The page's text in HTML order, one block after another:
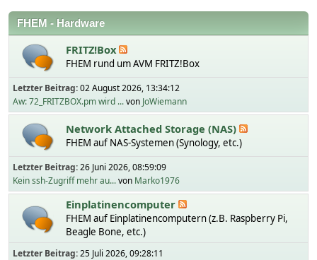
FHEM - Hardware
FRITZ!Box
FHEM rund um AVM FRITZ!Box
Letzter Beitrag:02 August 2026, 13:34:12
Aw: 72_FRITZBOX.pm wird ...von JoWiemann
Network Attached Storage (NAS)
FHEM auf NAS-Systemen (Synology, etc.)
Letzter Beitrag:26 Juni 2026, 08:59:09
Kein ssh-Zugriff mehr au...von Marko1976
Einplatinencomputer
FHEM auf Einplatinencomputern (z.B. Raspberry Pi,
Beagle Bone, etc.)
Letzter Beitrag:25 Juli 2026, 09:28:11